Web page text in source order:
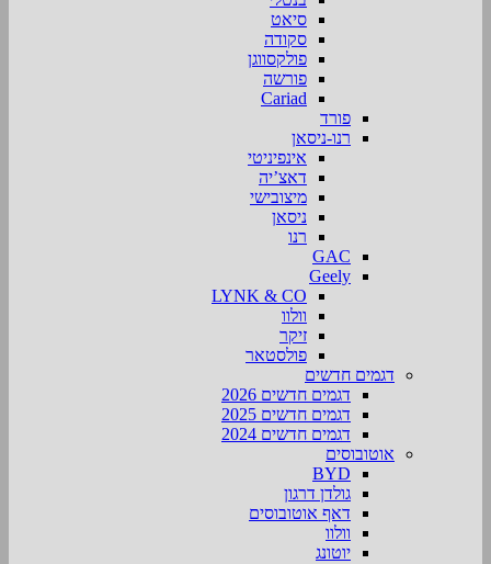
סיאט
סקודה
פולקסווגן
פורשה
Cariad
פורד
רנו-ניסאן
אינפיניטי
דאצ’יה
מיצובישי
ניסאן
רנו
GAC
Geely
LYNK & CO
וולוו
זיקר
פולסטאר
דגמים חדשים
דגמים חדשים 2026
דגמים חדשים 2025
דגמים חדשים 2024
אוטובוסים
BYD
גולדן דרגון
דאף אוטובוסים
וולוו
יוטונג